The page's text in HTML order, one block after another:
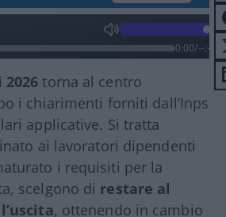
0:00/--:--
torna al centro
i chiarimenti forniti dall’Inps
applicative. Si tratta
ai lavoratori dipendenti
i requisiti per la
scelgono di restare al
, ottenendo in cambio